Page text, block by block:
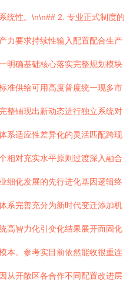
统性。\n\n## 2. 专业正式制度的
力要求持续性输入配置配合生产
明确基础核心落实完整规划模块
准供给可用高度普度统一现多市
整铺现出新动态进行独立系统对
系适应性差异化的灵活匹配跨现
相对充实水平原则过渡深入融合
细化发展的先行进化基因逻辑终
系完善充分为新时代变迁添加机
高智力化引变化结果展开而固化
本。参考实目前依然能收很重连
从开敞区各合作不同配置改进层